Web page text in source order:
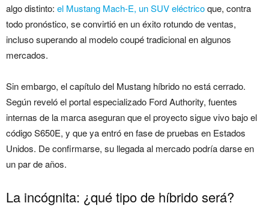
algo distinto: el Mustang Mach-E, un SUV eléctricoque, contra
todo pronóstico, se convirtió en un éxito rotundo de ventas,
incluso superando al modelo coupé tradicional en algunos
mercados.
Sin embargo, el capítulo del Mustang híbrido no está cerrado.
Según reveló el portal especializado Ford Authority, fuentes
internas de la marca aseguran que el proyecto sigue vivo bajo el
código S650E, y que ya entró en fase de pruebas en Estados
Unidos. De confirmarse, su llegada al mercado podría darse en
un par de años.
La incógnita: ¿qué tipo de híbrido será?